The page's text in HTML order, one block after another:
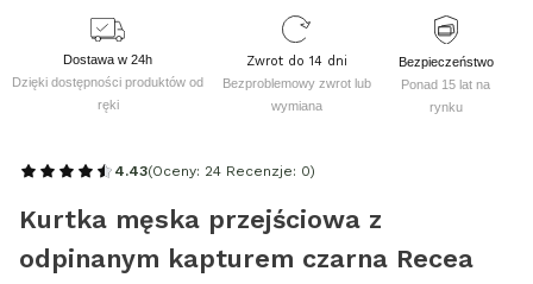
Dostawa w 24h
Dzięki dostępności produktów od
ręki
Zwrot do 14 dni
Bezproblemowy zwrot lub
wymiana
Bezpieczeństwo
Ponad 15 lat na
rynku
4.43(Oceny: 24 Recenzje: 0)
Kurtka męska przejściowa z
odpinanym kapturem czarna Recea